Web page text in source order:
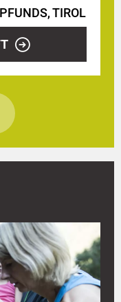
PFUNDS, TIROL